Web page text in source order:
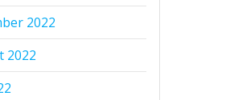
2022
2022